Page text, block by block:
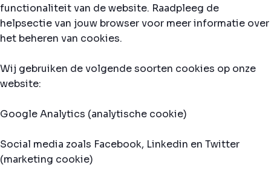
functionaliteit van de website. Raadpleeg de
helpsectie van jouw browser voor meer informatie over
het beheren van cookies.
Wij gebruiken de volgende soorten cookies op onze
website:
Google Analytics (analytische cookie)
Social media zoals Facebook, Linkedin en Twitter
(marketing cookie)